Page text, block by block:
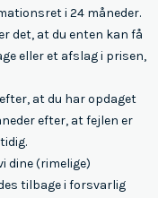
i 24 måneder.
det, at du enten kan få
eller et afslag i prisen,
at du har opdaget
efter, at fejlen er
dine (rimelige)
tilbage i forsvarlig